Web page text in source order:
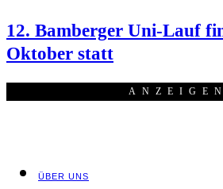
12. Bam­ber­ger Uni-Lauf
Okto­ber statt
ANZEI­GEN
ÜBER UNS